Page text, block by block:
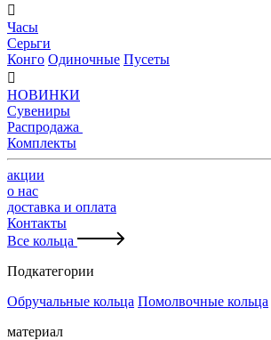

Часы
Серьги
Конго Одиночные Пусеты

НОВИНКИ
Сувениры
Распродажа
Комплекты
акции
о нас
доставка и оплата
Контакты
Все кольца
Подкатегории
Обручальные кольца Помолвочные кольца
материал